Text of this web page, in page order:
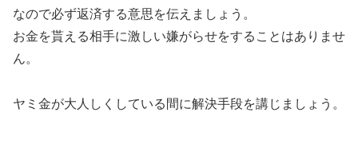
なので必ず返済する意思を伝えましょう。
お金を貰える相手に激しい嫌がらせをすることはありませ
ん。
ヤミ金が大人しくしている間に解決手段を講じましょう。